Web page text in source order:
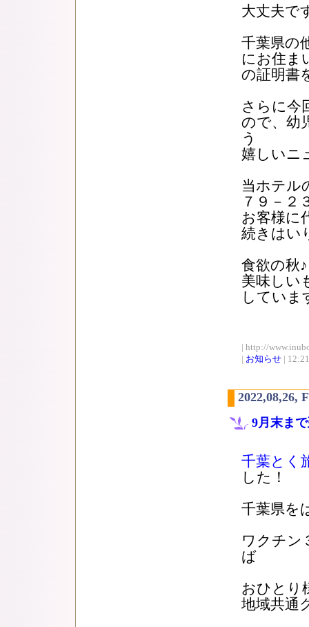
大丈夫で
千葉県の
にお住ま
の証明書
さらに今
ので、幼
う
嬉しいニ
当ホテル
７９－２
お客様に
続きはい
食欲の秋♪
美味しい
していま
| http://
| お知らせ |
2022,08,26,
9月末ま
千葉とく
した！
千葉県を
ワクチン
ば
おひと
地域共通